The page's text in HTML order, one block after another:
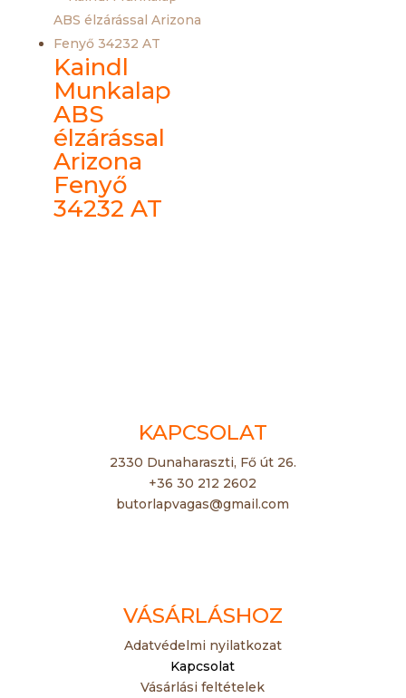
Kaindl
Munkalap
ABS
élzárással
Arizona
Fenyő
34232 AT
KAPCSOLAT
2330 Dunaharaszti, Fő út 26.
+36 30 212 2602
butorlapvagas@gmail.com
VÁSÁRLÁSHOZ
Adatvédelmi nyilatkozat
Kapcsolat
Vásárlási feltételek